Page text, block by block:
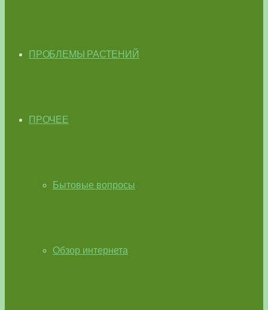
ПРОБЛЕМЫ РАСТЕНИЙ
ПРОЧЕЕ
Бытовые вопросы
Обзор интернета